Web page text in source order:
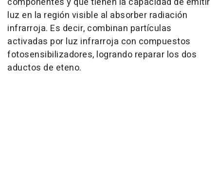
luz en la región visible al absorber radiación
infrarroja. Es decir, combinan partículas
activadas por luz infrarroja con compuestos
fotosensibilizadores, logrando reparar los dos
aductos de eteno.